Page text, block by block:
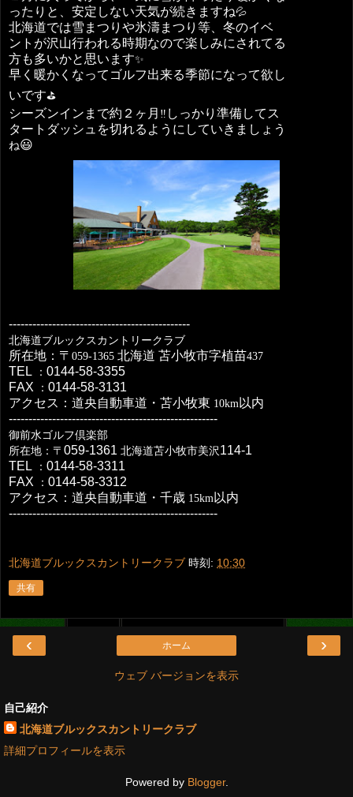
ったりと、安定しない天気が続きますね💦
北海道では雪まつりや氷濤まつり等、冬のイベ
ントが沢山行われる時期なので楽しみにされてる
方も多いかと思います✨
早く暖かくなってゴルフ出来る季節になって欲し
いです⛳️
シーズンインまで約２ヶ月 ‼️ しっかり準備してス
タートダッシュを切れるようにしていきましょう
ね😃
----------------------------------------------
北海道ブルックスカントリークラブ
所在地：〒 059-1365 北海道 苫小牧市字植苗437
TEL ： 0144-58-3355
FAX
： 0144-58-3131
アクセス：道央自動車道・苫小牧東 10km 以内
-----------------------------------------------------
御前水ゴルフ倶楽部
所在地：〒 059-1361 北海道苫小牧市美沢 114-1
TEL
： 0144-58-3311
FAX
： 0144-58-3312
アクセス：道央自動車道・千歳 15km 以内
-----------------------------------------------------
北海道ブルックスカントリークラブ 時刻: 10:30
共有
‹ ›
ホーム
ウェブ バージョンを表示
自己紹介
北海道ブルックスカントリークラブ
詳細プロフィールを表示
Powered by Blogger.